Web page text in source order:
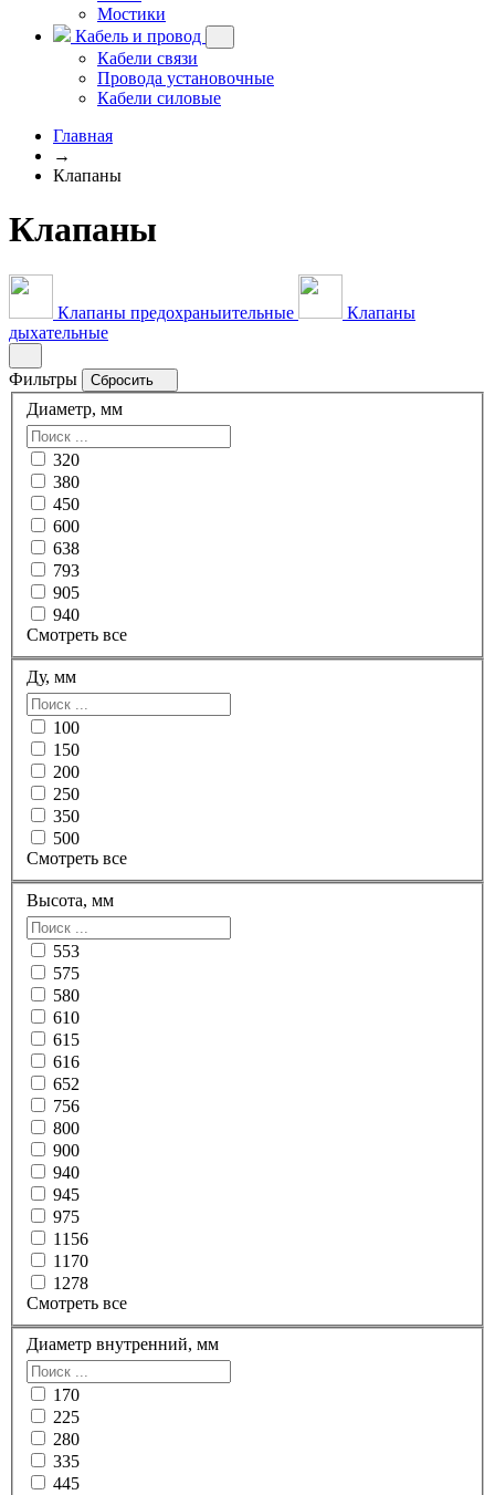
Мостики
Кабель и провод
Кабели связи
Провода установочные
Кабели силовые
Главная
→
Клапаны
Клапаны
Клапаны предохраныительные
Клапаны
дыхательные
Фильтры Сбросить
Диаметр, мм
320
380
450
600
638
793
905
940
Смотреть все
Ду, мм
100
150
200
250
350
500
Смотреть все
Высота, мм
553
575
580
610
615
616
652
756
800
900
940
945
975
1156
1170
1278
Смотреть все
Диаметр внутренний, мм
170
225
280
335
445